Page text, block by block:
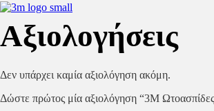
Αξιολογήσεις
Δεν υπάρχει καμία αξιολόγηση ακόμη.
Δώστε πρώτος μία αξιολόγηση “3M